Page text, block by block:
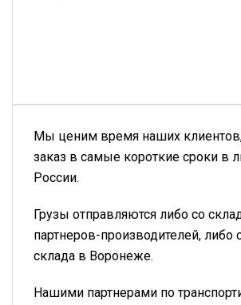
Мы ценим время наших
заказ в самые короткие сроки в
России.
Грузы отправляются либо со
партнеров-производителей, либо
склада в Воронеже.
Нашими партнерами по